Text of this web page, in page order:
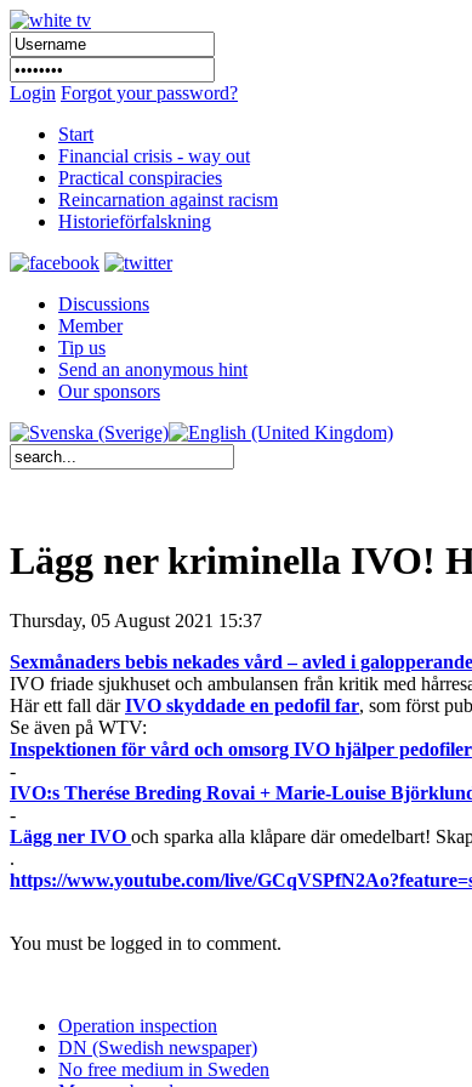
Login Forgot your password?
Start
Financial crisis - way out
Practical conspiracies
Reincarnation against racism
Historieförfalskning
Discussions
Member
Tip us
Send an anonymous hint
Our sponsors
Lägg ner kriminella IVO!
Thursday, 05 August 2021 15:37
Sexmånaders bebis nekades vård – avled i
IVO friade sjukhuset och ambulansen från kritik med
Här ett fall därIVO skyddade en pedofil far, som först
Se även på WTV:
Inspektionen för vård och omsorg IVO hjälper pedofiler
-
IVO:s Therése Breding Rovai + Marie-Louise
-
Lägg ner IVO och sparka alla klåpare där omedelbart!
.
https://www.youtube.com/live/
You must be logged in to comment.
Operation inspection
DN (Swedish newspaper)
No free medium in Sweden